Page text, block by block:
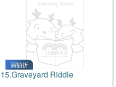
滿額折
15.Graveyard Riddle